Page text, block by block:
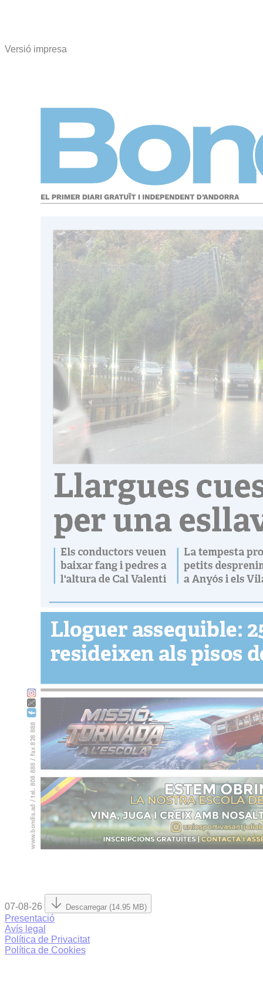
Versió impresa
07-08-26 Descarregar (14.95 MB)
Presentació
Avís legal
Política de Privacitat
Política de Cookies